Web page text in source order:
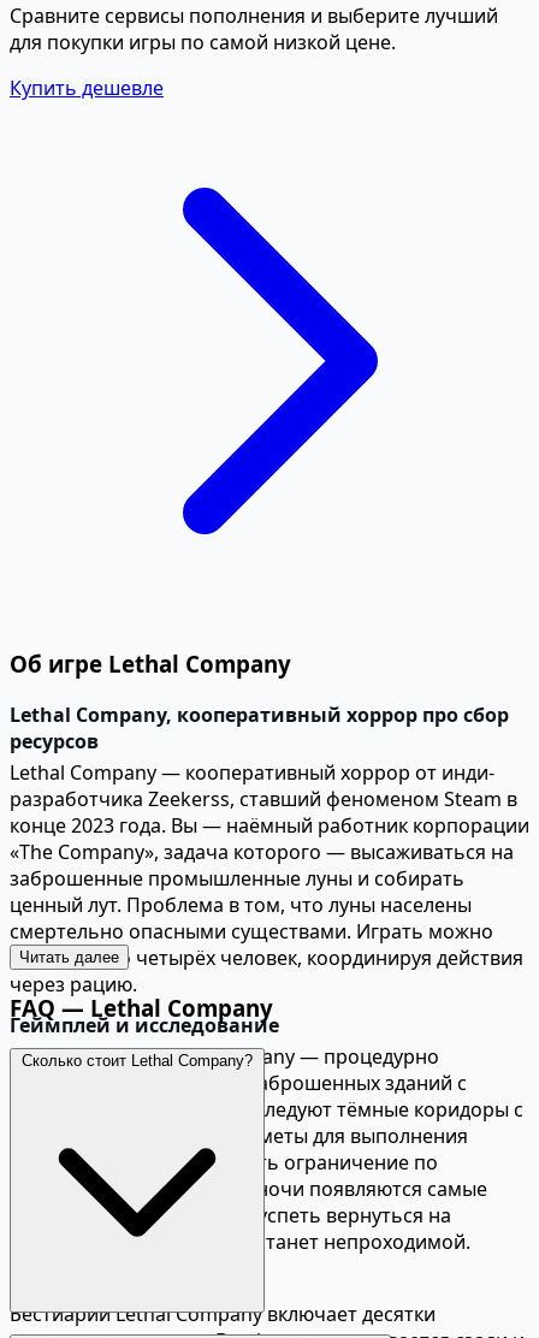
Сравните сервисы пополнения и выберите лучший
для покупки игры по самой низкой цене.
Купить дешевле
Об игре Lethal Company
Lethal Company, кооперативный хоррор про сбор
ресурсов
Lethal Company — кооперативный хоррор от инди-
разработчика Zeekerss, ставший феноменом Steam в
конце 2023 года. Вы — наёмный работник корпорации
«The Company», задача которого — высаживаться на
заброшенные промышленные луны и собирать
ценный лут. Проблема в том, что луны населены
смертельно опасными существами. Играть можно
командой до четырёх человек, координируя действия
через рацию.
Геймплей и исследование
Каждая луна в Lethal Company — процедурно
генерируемый комплекс заброшенных зданий с
подземельями. Игроки исследуют тёмные коридоры с
фонариком, собирая предметы для выполнения
квоты. У каждого рейда есть ограничение по
времени: с наступлением ночи появляются самые
опасные монстры. Нужно успеть вернуться на
корабль до того, как луна станет непроходимой.
Бестиарий Lethal Company включает десятки
Читать далее
FAQ — Lethal Company
Сколько стоит Lethal Company?